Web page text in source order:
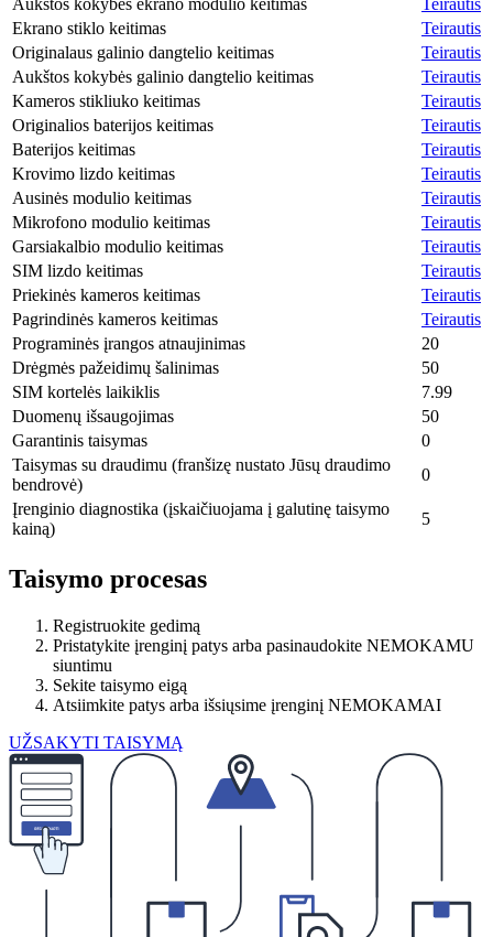
Ekrano stiklo keitimas
Teirautis
Originalaus galinio dangtelio keitimas
Teirautis
Aukštos kokybės galinio dangtelio keitimas
Teirautis
Kameros stikliuko keitimas
Teirautis
Originalios baterijos keitimas
Teirautis
Baterijos keitimas
Teirautis
Krovimo lizdo keitimas
Teirautis
Ausinės modulio keitimas
Teirautis
Mikrofono modulio keitimas
Teirautis
Garsiakalbio modulio keitimas
Teirautis
SIM lizdo keitimas
Teirautis
Priekinės kameros keitimas
Teirautis
Pagrindinės kameros keitimas
Teirautis
Programinės įrangos atnaujinimas
20
Drėgmės pažeidimų šalinimas
50
SIM kortelės laikiklis
7.99
Duomenų išsaugojimas
50
Garantinis taisymas
0
Taisymas su draudimu (franšizę nustato Jūsų draudimo
bendrovė)
0
Įrenginio diagnostika (įskaičiuojama į galutinę taisymo
kainą)
5
Taisymo procesas
Registruokite gedimą
Pristatykite įrenginį patys arba pasinaudokite NEMOKAMU
siuntimu
Sekite taisymo eigą
Atsiimkite patys arba išsiųsime įrenginį NEMOKAMAI
UŽSAKYTI TAISYMĄ